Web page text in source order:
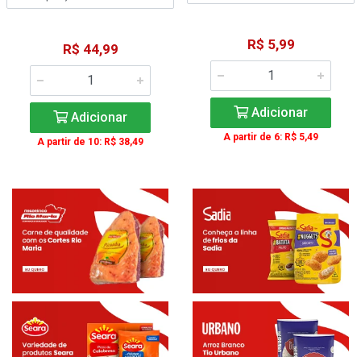
R$ 44,99
Adicionar
A partir de 10: R$ 38,49
R$ 5,99
Adicionar
A partir de 6: R$ 5,49